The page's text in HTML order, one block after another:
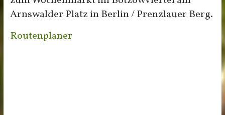
Arnswalder Platz in Berlin / Prenzlauer Berg.
Routenplaner